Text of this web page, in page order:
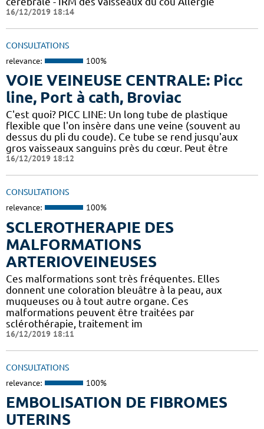
16/12/2019 18:14
CONSULTATIONS
relevance: 100%
VOIE VEINEUSE CENTRALE: Picc
line, Port à cath, Broviac
C'est quoi? PICC LINE: Un long tube de plastique
flexible que l'on insère dans une veine (souvent au
dessus du pli du coude). Ce tube se rend jusqu'aux
gros vaisseaux sanguins près du cœur. Peut être
16/12/2019 18:12
CONSULTATIONS
relevance: 100%
SCLEROTHERAPIE DES
MALFORMATIONS
ARTERIOVEINEUSES
Ces malformations sont très fréquentes. Elles
donnent une coloration bleuâtre à la peau, aux
muqueuses ou à tout autre organe. Ces
malformations peuvent être traitées par
sclérothérapie, traitement im
16/12/2019 18:11
CONSULTATIONS
relevance: 100%
EMBOLISATION DE FIBROMES
UTERINS